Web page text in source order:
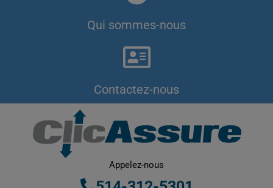
Qui sommes-nous
Contactez-nous
Appelez-nous